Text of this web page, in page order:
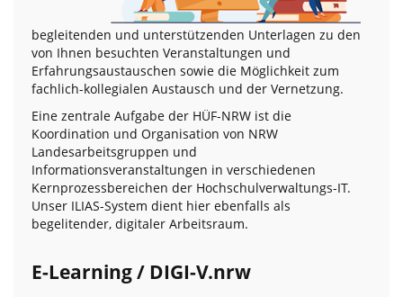
begleitenden und unterstützenden Unterlagen zu den
von Ihnen besuchten Veranstaltungen und
Erfahrungsaustauschen sowie die Möglichkeit zum
fachlich-kollegialen Austausch und der Vernetzung.
Eine zentrale Aufgabe der HÜF-NRW ist die
Koordination und Organisation von NRW
Landesarbeitsgruppen und
Informationsveranstaltungen in verschiedenen
Kernprozessbereichen der Hochschulverwaltungs-IT.
Unser ILIAS-System dient hier ebenfalls als
begelitender, digitaler Arbeitsraum.
E-Learning / DIGI-V.nrw